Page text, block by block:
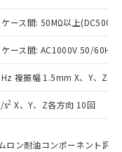
ース間: 50MΩ以上(DC500V
ース間: AC1000V 50/60Hz
複振幅 1.5mm X、Y、Z各
s2 X、Y、Z各方向 10回
ロン耐油コンポーネント評
照会結果は、
のであり、閲
在庫および標
あることをご
準価格はお客
客様担当のオ
社販売員に
す。
以下、 カド
ニルエーテル類
エチルヘキシ
、フタル酸ブチ
ル酸ジブチル
御機器に対する
部門へお問
：
、 Cd(カドミウ
ポリ臭化ビフェ
フェニルエーテ
)) : 1000ppm
定める商品
う）を輸出
合は、日本
役務取引許
な手続きを
る場合は、完
に輸出されな
す。
器、ミサイ
り
在庫あり